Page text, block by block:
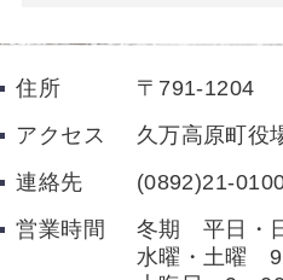
住所 〒791-1204
アクセス
久万高原町役
連絡先
(0892)21-
営業時間
冬期 平日・
水曜・土曜